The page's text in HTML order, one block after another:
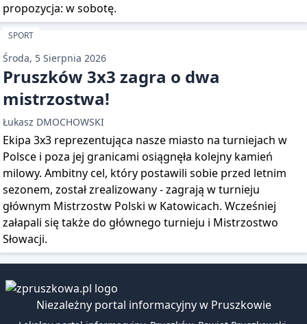
propozycja: w sobotę.
SPORT
Środa, 5 Sierpnia 2026
Pruszków 3x3 zagra o dwa
mistrzostwa!
Łukasz DMOCHOWSKI
Ekipa 3x3 reprezentująca nasze miasto na turniejach w
Polsce i poza jej granicami osiągnęła kolejny kamień
milowy. Ambitny cel, który postawili sobie przed letnim
sezonem, został zrealizowany - zagrają w turnieju
głównym Mistrzostw Polski w Katowicach. Wcześniej
załapali się także do głównego turnieju i Mistrzostwo
Słowacji.
Niezależny portal informacyjny w Pruszkowie